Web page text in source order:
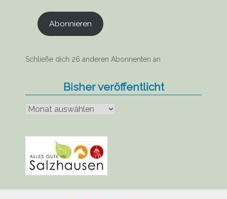
Abonnieren
Schließe dich 26 anderen Abonnenten an
Bisher veröffentlicht
veröffentlicht